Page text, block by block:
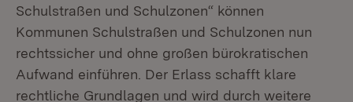
Schulstraßen und Schulzonen“ können
Kommunen Schulstraßen und Schulzonen nun
rechtssicher und ohne großen bürokratischen
Aufwand einführen. Der Erlass schafft klare
rechtliche Grundlagen und wird durch weitere